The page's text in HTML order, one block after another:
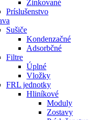
Zinkované
Príslušenstvo
Sušiče
Kondenzačné
Adsorbčné
Filtre
Úplné
Vložky
FRL jednotky
Hliníkové
Moduly
Zostavy